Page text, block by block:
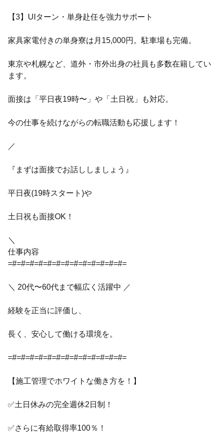
【3】UIターン・単身赴任を強力サポート
家具家電付きの単身寮は月15,000円。駐車場も完備。
東京や札幌など、道外・市外出身の社員も多数在籍してい
ます。
面接は「平日夜19時〜」や「土日祝」も対応。
今の仕事を続けながらの転職活動も応援します！
／
『まずは面接でお話ししましょう』
平日夜(19時スタート)や
土日祝も面接OK！
＼
仕事内容
=#=#=#=#=#=#=#=#=#=#=#=#=#=
＼ 20代〜60代まで幅広く活躍中 ／
経験を正当に評価し、
長く、安心して働ける環境を。
=#=#=#=#=#=#=#=#=#=#=#=#=#=
【施工管理でホワイトな働き方を！】
✅土日休みの完全週休2日制！
✅さらに有給取得率100％！